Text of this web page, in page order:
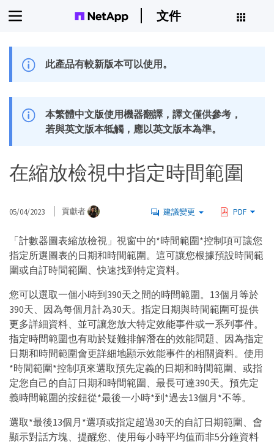
文件
此產品有較新版本可以使用。
本繁體中文版使用機器翻譯，譯文僅供參考，
若與英文版本牴觸，應以英文版本為準。
在縮放檢視中指定時間範圍
05/04/2023 貢獻者 建議變更 PDF
「計數器圖表縮放檢視」視窗中的*時間範圍*控制項可讓您
指定所選圖表的日期和時間範圍。這可讓您根據預設時間範
圍或自訂時間範圍、快速找到特定資料。
您可以選取一個小時到390天之間的時間範圍。13個月等於
390天、因為每個月計為30天。指定日期與時間範圍可提供
更多詳細資料、並可讓您放大特定效能事件或一系列事件。
指定時間範圍也有助於疑難排解潛在的效能問題、因為指定
日期和時間範圍會更詳細地顯示效能事件的相關資料。使用
*時間範圍*控制項來選取預先定義的日期和時間範圍、或指
定您自己的自訂日期和時間範圍、最長可達390天。預先定
義時間範圍的按鈕從*最後一小時*到*過去13個月*不等。
選取*最後13個月*選項或指定超過30天的自訂日期範圍、會
顯示對話方塊、提醒您、使用每小時平均值而非5分鐘資料